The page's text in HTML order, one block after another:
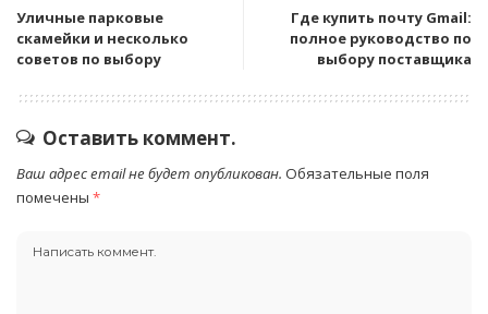
Уличные парковые
скамейки и несколько
советов по выбору
Где купить почту Gmail:
полное руководство по
выбору поставщика
Оставить коммент.
Ваш адрес email не будет опубликован. Обязательные поля
помечены *